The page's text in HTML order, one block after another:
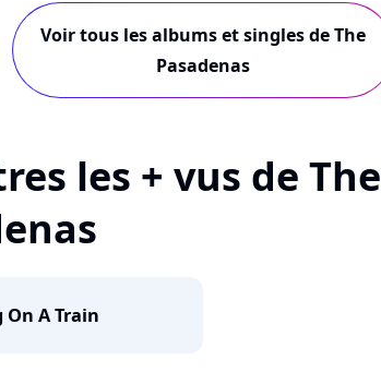
Voir tous les albums et singles de The
Pasadenas
les + vus de The
On A Train